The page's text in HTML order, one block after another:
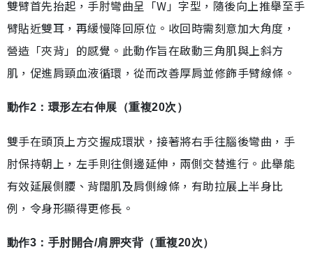
雙臂首先抬起，手肘彎曲呈「W」字型，隨後向上推舉至手
臂貼近雙耳，再緩慢降回原位。收回時需刻意加大角度，
營造「夾背」的感覺。此動作旨在啟動三角肌與上斜方
肌，促進肩頸血液循環，從而改善厚肩並修飾手臂線條。
動作2：環形左右伸展（重複20次）
雙手在頭頂上方交握成環狀，接著將右手往腦後彎曲，手
肘保持朝上，左手則往側邊延伸，兩側交替進行。此舉能
有效延展側腰、背闊肌及肩側線條，有助拉展上半身比
例，令身形顯得更修長。
動作3：手肘開合/肩胛夾背（重複20次）